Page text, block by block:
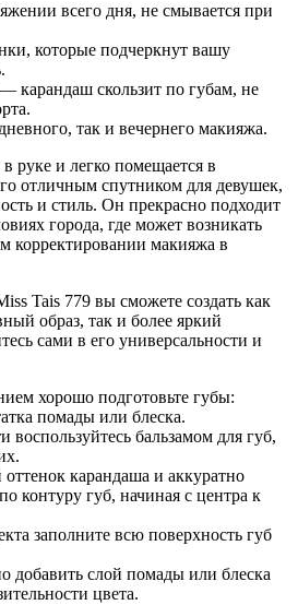
всего дня, не смывается при
которые подчеркнут вашу
карандаш скользит по губам, не
так и вечернего макияжа.
руке и легко помещается в
отличным спутником для девушек,
и стиль. Он прекрасно подходит
города, где может возникать
корректировании макияжа в
Tais 779 вы сможете создать как
образ, так и более яркий
сами в его универсальности и
хорошо подготовьте губы:
помады или блеска.
воспользуйтесь бальзамом для губ,
карандаша и аккуратно
контуру губ, начиная с центра к
заполните всю поверхность губ
слой помады или блеска
цвета.